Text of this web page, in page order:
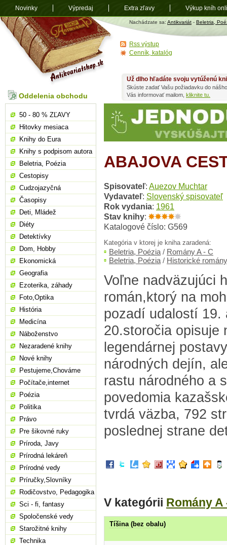
Antikvariát
shop.sk
Nachádzate sa: Antikvariát - Beletria,
ABAJOVA
Spisovateľ: Auezov Muchtar
Vydavateľ: Slovenský spisovateľ
Rok vydania: 1961
Stav knihy:
Katalogové číslo: G569
Kategória v ktorej je kniha zaradená:
Beletria, Poézia / Romány A - C
Beletria, Poézia / Historické romány
Voľne nadväzujúci
román,ktorý na
pozadí udalostí 19.
20.storočia opisuje
legendárnej
národných dejín,
rastu národného a
povedomia
tvrdá väzba, 792
poslednej strane
V kategórii Romány A
Tíšina (bez obalu)
Už dlho hľadáte svoju vytúženú
Skúste zadať Vašu požiadavku do
Vás informovať mailom, kliknite tu.
Oddelenia obchodu
50 - 80 % ZĽAVY
Hitovky mesiaca
Knihy do Eura
Knihy s podpisom autora
Beletria, Poézia
Cestopisy
Cudzojazyčná
Časopisy
Deti, Mládež
Diéty
Detektívky
Dom, Hobby
Ekonomická
Geografia
Ezoterika, záhady
Foto,Optika
História
Medicína
Náboženstvo
Nezaradené knihy
Nové knihy
Pestujeme,Chováme
Počítače,internet
Poézia
Politika
Právo
Pre šikovné ruky
Príroda, Javy
Prírodná lekáreň
Prírodné vedy
Príručky,Slovníky
Rodičovstvo, Pedagogika
Sci - fi, fantasy
Spoločenské vedy
Starožitné knihy
Technika
Rss výstup
Cenník, katalóg
Novinky Výpredaj Extra zľavy Výkup kníh